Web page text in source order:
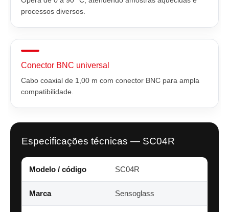
processos diversos.
Conector BNC universal
Cabo coaxial de 1,00 m com conector BNC para ampla
compatibilidade.
Especificações técnicas — SC04R
Modelo / código SC04R
Marca Sensoglass